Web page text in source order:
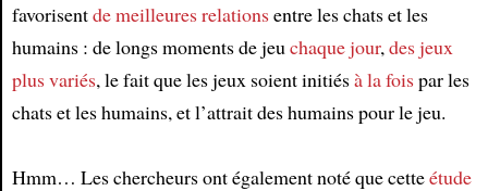
favorisentde meilleures relationsentre les chats et les
humains : de longs moments de jeuchaque jour,des jeux
plus variés, le fait que les jeux soient initiésà la foispar les
chats et les humains, et l’attrait des humains pour le jeu.
Hmm… Les chercheurs ont également noté que cetteétude